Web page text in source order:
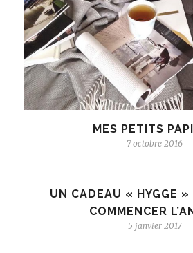
MES PETITS
7 octobre 2016
UN CADEAU « HYGGE »
COMMENCER
5 janvier 2017